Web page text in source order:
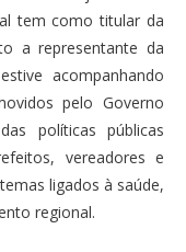
tem como titular da
a representante da
acompanhando
pelo Governo
políticas públicas
vereadores e
ligados à saúde,
regional.